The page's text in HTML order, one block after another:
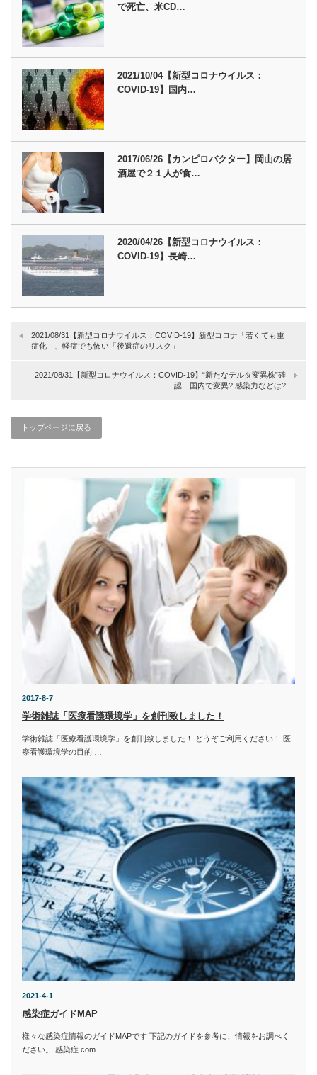
で死亡、米CD…
2021/10/04【新型コロナウイルス：
COVID-19】国内…
2017/06/26【カンピロバクター】岡山の居
酒屋で２１人が食…
2020/04/26【新型コロナウイルス：
COVID-19】長崎…
2021/08/31【新型コロナウイルス：COVID-19】新型コロナ「若くても重
症化」、軽症でも怖い「後遺症のリスク」
2021/08/31【新型コロナウイルス：COVID-19】“新たなデルタ変異株”確
認 国内で変異? 感染力などは?
トップページに戻る
2017-8-7
学術雑誌「医療看護環境学」を創刊致しました！
学術雑誌「医療看護環境学」を創刊致しました！ どうぞご利用ください！ 医
療看護環境学の目的 …
2021-4-1
感染症ガイドMAP
様々な感染症情報のガイドMAPです 下記のガイドを参考に、情報をお調べく
ださい。 感染症.com…